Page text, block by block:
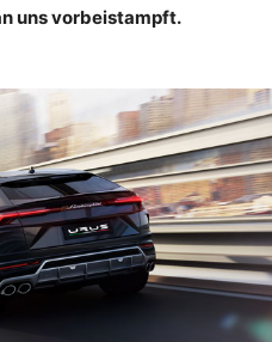
uns vorbeistampft.